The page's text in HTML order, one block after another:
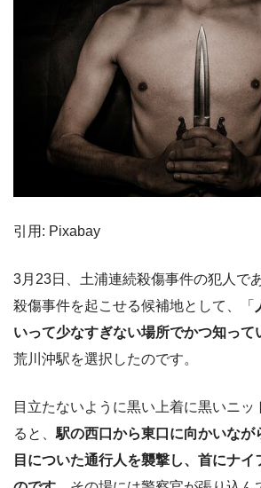
引用: Pixabay
3月23日、土浦連続殺傷事件の犯人で
殺傷事件を起こせる候補地として、「
いって少なすぎない場所でかつ知って
荒川沖駅を選択したのです。
目立たないように黒い上着に黒いニッ
ると、 駅の西口から東口に向かいなが
目についた通行人を襲撃し、首にナイ